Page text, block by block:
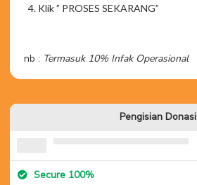
Klik ” PROSES SEKARANG”
nb : Termasuk 10% Infak Operasional
Pengisian Donasi
Secure 100%